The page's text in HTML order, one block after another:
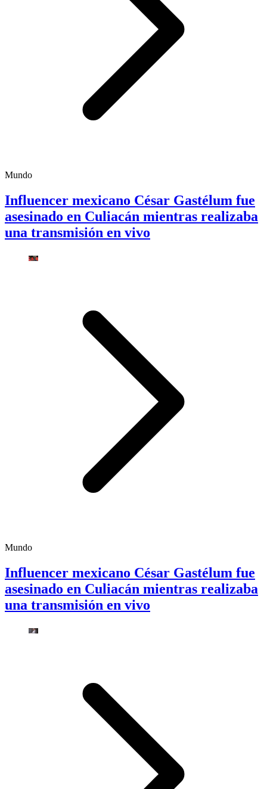
Mundo
Influencer mexicano César Gastélum fue
asesinado en Culiacán mientras realizaba
una transmisión en vivo
Mundo
Influencer mexicano César Gastélum fue
asesinado en Culiacán mientras realizaba
una transmisión en vivo